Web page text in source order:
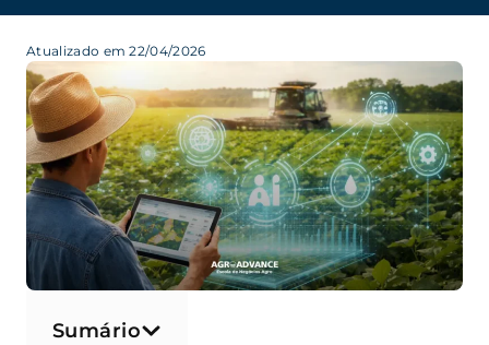
Atualizado em 22/04/2026
Sumário